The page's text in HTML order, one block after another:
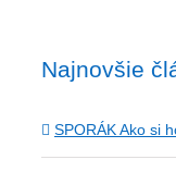
Najnovšie
SPORÁK Ako si